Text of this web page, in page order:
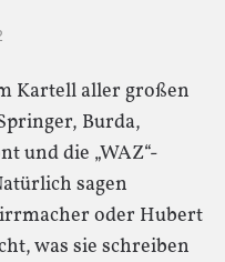
Kartell aller großen
Burda,
und die „WAZ“-
sagen
oder Hubert
was sie schreiben